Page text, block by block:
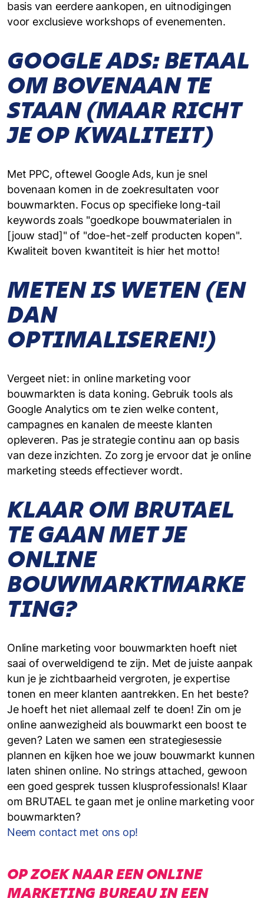
basis van eerdere aankopen, en uitnodigingen
voor exclusieve workshops of evenementen.
GOOGLE ADS: BETAAL
OM BOVENAAN TE
STAAN (MAAR RICHT
JE OP KWALITEIT)
Met PPC, oftewel Google Ads, kun je snel
bovenaan komen in de zoekresultaten voor
bouwmarkten. Focus op specifieke long-tail
keywords zoals "goedkope bouwmaterialen in
[jouw stad]" of "doe-het-zelf producten kopen".
Kwaliteit boven kwantiteit is hier het motto!
METEN IS WETEN (EN
DAN
OPTIMALISEREN!)
Vergeet niet: in online marketing voor
bouwmarkten is data koning. Gebruik tools als
Google Analytics om te zien welke content,
campagnes en kanalen de meeste klanten
opleveren. Pas je strategie continu aan op basis
van deze inzichten. Zo zorg je ervoor dat je online
marketing steeds effectiever wordt.
KLAAR OM BRUTAEL
TE GAAN MET JE
ONLINE
BOUWMARKTMARKE
TING?
Online marketing voor bouwmarkten hoeft niet
saai of overweldigend te zijn. Met de juiste aanpak
kun je je zichtbaarheid vergroten, je expertise
tonen en meer klanten aantrekken. En het beste?
Je hoeft het niet allemaal zelf te doen! Zin om je
online aanwezigheid als bouwmarkt een boost te
geven? Laten we samen een strategiesessie
plannen en kijken hoe we jouw bouwmarkt kunnen
laten shinen online. No strings attached, gewoon
een goed gesprek tussen klusprofessionals! Klaar
om BRUTAEL te gaan met je online marketing voor
bouwmarkten?
Neem contact met ons op!
OP ZOEK NAAR EEN ONLINE
MARKETING BUREAU IN EEN